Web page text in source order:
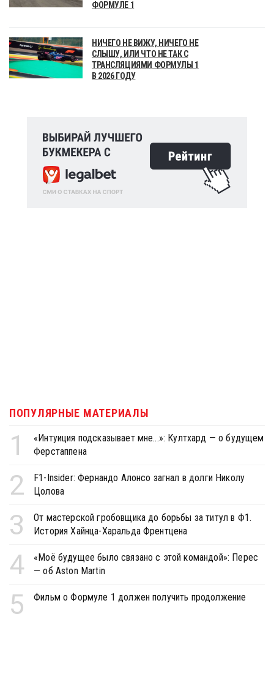
ФОРМУЛЕ 1
НИЧЕГО НЕ ВИЖУ, НИЧЕГО НЕ
СЛЫШУ, ИЛИ ЧТО НЕ ТАК С
ТРАНСЛЯЦИЯМИ ФОРМУЛЫ 1
В 2026 ГОДУ
ПОПУЛЯРНЫЕ МАТЕРИАЛЫ
1
«Интуиция подсказывает мне...»: Култхард — о будущем
Ферстаппена
2
F1-Insider: Фернандо Алонсо загнал в долги Николу
Цолова
3
От мастерской гробовщика до борьбы за титул в Ф1.
История Хайнца-Харальда Френтцена
4
«Моё будущее было связано с этой командой»: Перес
— об Aston Martin
5 Фильм о Формуле 1 должен получить продолжение